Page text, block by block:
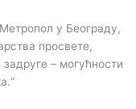
у Београду,
просвете,
задруге – могућности